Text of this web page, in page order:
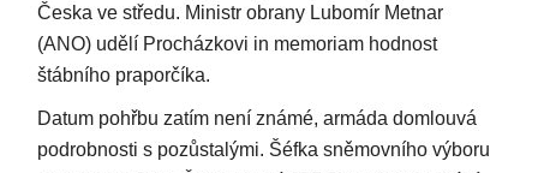
Česka ve středu. Ministr obrany Lubomír Metnar
(ANO) udělí Procházkovi in memoriam hodnost
štábního praporčíka.
Datum pohřbu zatím není známé, armáda domlouvá
podrobnosti s pozůstalými. Šéfka sněmovního výboru